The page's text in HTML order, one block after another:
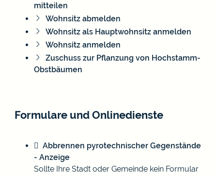
mitteilen
Wohnsitz abmelden
Wohnsitz als Hauptwohnsitz anmelden
Wohnsitz anmelden
Zuschuss zur Pflanzung von Hochstamm-
Obstbäumen
Formulare und Onlinedienste
Abbrennen pyrotechnischer Gegenstände
- Anzeige
Sollte Ihre Stadt oder Gemeinde kein Formular